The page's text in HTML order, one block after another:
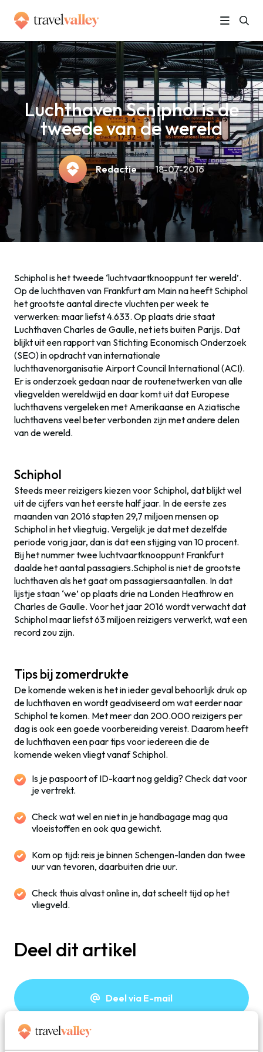
Home » Luchthaven Schiphol is de tweede van de wereld
Luchthaven Schiphol is de
tweede van de wereld
Redactie 18-07-2016
Schiphol is het tweede ‘luchtvaartknooppunt ter wereld’.
Op de luchthaven van Frankfurt am Main na heeft Schiphol
het grootste aantal directe vluchten per week te
verwerken: maar liefst 4.633. Op plaats drie staat
Luchthaven Charles de Gaulle, net iets buiten Parijs. Dat
blijkt uit een rapport van Stichting Economisch Onderzoek
(SEO) in opdracht van internationale
luchthavenorganisatie Airport Council International (ACI).
Er is onderzoek gedaan naar de routenetwerken van alle
vliegvelden wereldwijd en daar komt uit dat Europese
luchthavens vergeleken met Amerikaanse en Aziatische
luchthavens veel beter verbonden zijn met andere delen
van de wereld.
Schiphol
Steeds meer reizigers kiezen voor Schiphol, dat blijkt wel
uit de cijfers van het eerste half jaar. In de eerste zes
maanden van 2016 stapten 29,7 miljoen mensen op
Schiphol in het vliegtuig. Vergelijk je dat met dezelfde
periode vorig jaar, dan is dat een stijging van 10 procent.
Bij het nummer twee luchtvaartknooppunt Frankfurt
daalde het aantal passagiers.Schiphol is niet de grootste
luchthaven als het gaat om passagiersaantallen. In dat
lijstje staan ‘we’ op plaats drie na Londen Heathrow en
Charles de Gaulle. Voor het jaar 2016 wordt verwacht dat
Schiphol maar liefst 63 miljoen reizigers verwerkt, wat een
record zou zijn.
Tips bij zomerdrukte
De komende weken is het in ieder geval behoorlijk druk op
de luchthaven en wordt geadviseerd om wat eerder naar
Schiphol te komen. Met meer dan 200.000 reizigers per
dag is ook een goede voorbereiding vereist. Daarom heeft
de luchthaven een paar tips voor iedereen die de
komende weken vliegt vanaf Schiphol.
Is je paspoort of ID-kaart nog geldig? Check dat voor
je vertrekt.
Check wat wel en niet in je handbagage mag qua
vloeistoffen en ook qua gewicht.
Kom op tijd: reis je binnen Schengen-landen dan twee
uur van tevoren, daarbuiten drie uur.
Check thuis alvast online in, dat scheelt tijd op het
vliegveld.
Deel dit artikel
Deel via E-mail
Deel op WhatsApp